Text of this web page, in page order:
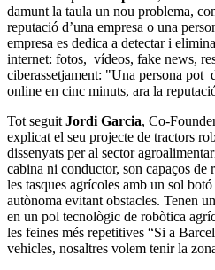
damunt la taula un nou problema,
reputació d’una empresa o una
empresa es dedica a detectar i
internet: fotos, vídeos, fake news,
ciberassetjament: "Una persona pot
online en cinc minuts, ara la
Tot seguitJordi Garcia, Co-
explicat el seu projecte de tractors
dissenyats per al sector
cabina ni conductor, son capaços de
les tasques agrícoles amb un sol
autònoma evitant obstacles. Tenen
en un pol tecnològic de robòtica
les feines més repetitives “Si a
vehicles, nosaltres volem tenir la